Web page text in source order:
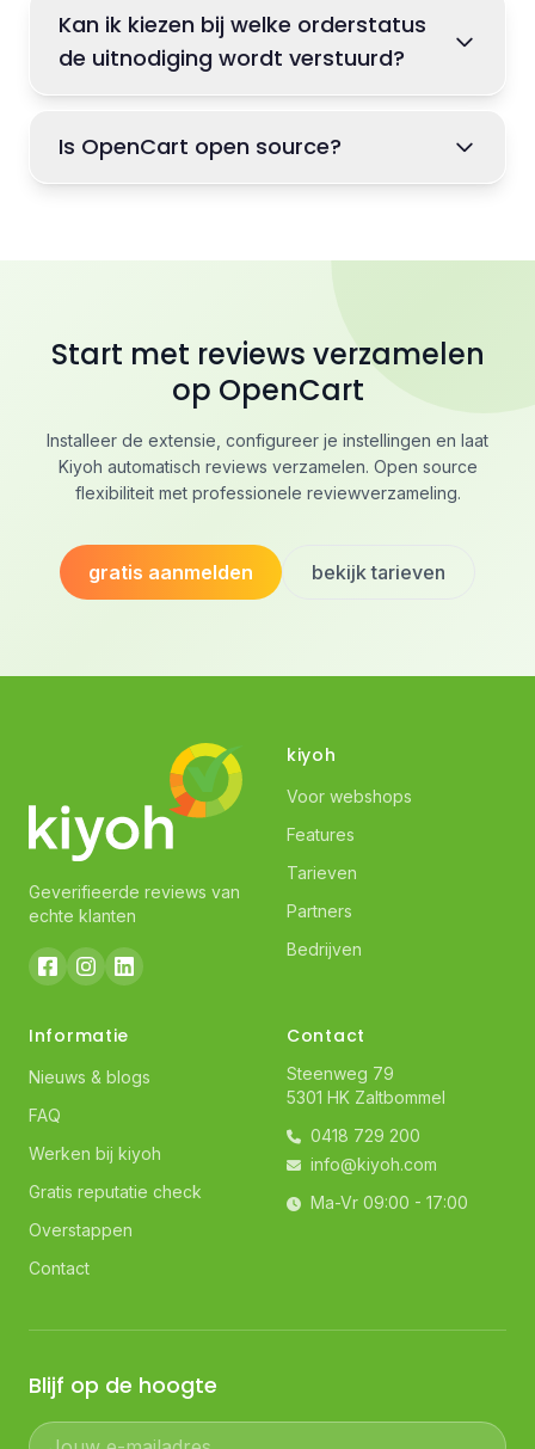
Kan ik kiezen bij welke orderstatus
de uitnodiging wordt verstuurd?
Is OpenCart open source?
Start met reviews verzamelen
op OpenCart
Installeer de extensie, configureer je instellingen en laat
Kiyoh automatisch reviews verzamelen. Open source
flexibiliteit met professionele reviewverzameling.
gratis aanmelden bekijk tarieven
Geverifieerde reviews van
echte klanten
kiyoh
Voor webshops
Features
Tarieven
Partners
Bedrijven
Informatie
Nieuws & blogs
FAQ
Werken bij kiyoh
Gratis reputatie check
Overstappen
Contact
Contact
Steenweg 79
5301 HK Zaltbommel
0418 729 200
info@kiyoh.com
Ma-Vr 09:00 - 17:00
Blijf op de hoogte
Jouw e-mailadres